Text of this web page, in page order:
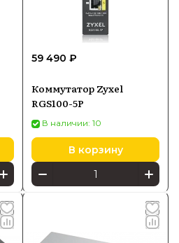
59 490 ₽
Коммутатор Zyxel
RGS100-5P
В наличии: 10
В корзину